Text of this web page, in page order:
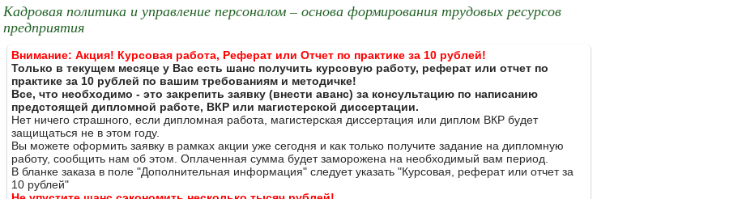
Кадровая политика и управление персоналом – основа формирования трудовых ресурсов
предприятия
Внимание: Акция! Курсовая работа, Реферат или Отчет по практике за 10 рублей!
Только в текущем месяце у Вас есть шанс получить курсовую работу, реферат или отчет по
практике за 10 рублей по вашим требованиям и методичке!
Все, что необходимо - это закрепить заявку (внести аванс) за консультацию по написанию
предстоящей дипломной работе, ВКР или магистерской диссертации.
Нет ничего страшного, если дипломная работа, магистерская диссертация или диплом ВКР будет
защищаться не в этом году.
Вы можете оформить заявку в рамках акции уже сегодня и как только получите задание на дипломную
работу, сообщить нам об этом. Оплаченная сумма будет заморожена на необходимый вам период.
В бланке заказа в поле "Дополнительная информация" следует указать "Курсовая, реферат или отчет за
10 рублей"